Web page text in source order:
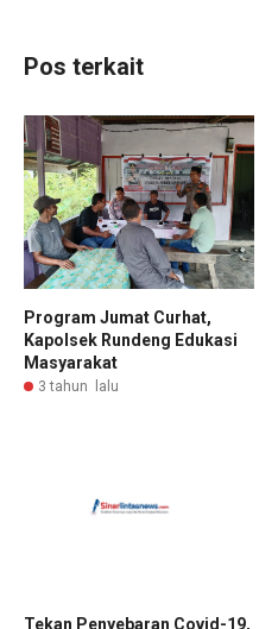
Pos terkait
Program Jumat Curhat,
Kapolsek Rundeng Edukasi
Masyarakat
3 tahun lalu
Tekan Penyebaran Covid-19,